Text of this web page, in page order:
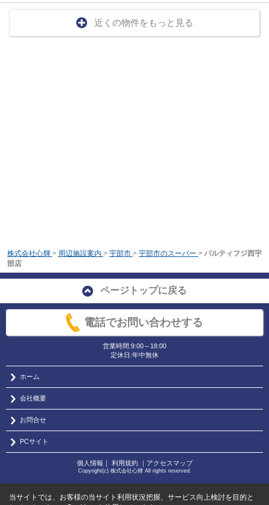
近くの物件をもっと見る
株式会社心輝 > 周辺施設案内 > 宇部市 > 宇部市のスーパー > パルティフジ西宇
部店
ページトップに戻る
電話でお問い合わせする
営業時間:9:00～18:00
定休日:年中無休
ホーム
会社概要
お問合せ
PCサイト
個人情報 ｜ 利用規約｜ アクセスマップ
Copyright(c) 株式会社心輝 All rights reserved.
当サイトでは、お客様の当サイト利用状況把握、サービス向上検討を目的と